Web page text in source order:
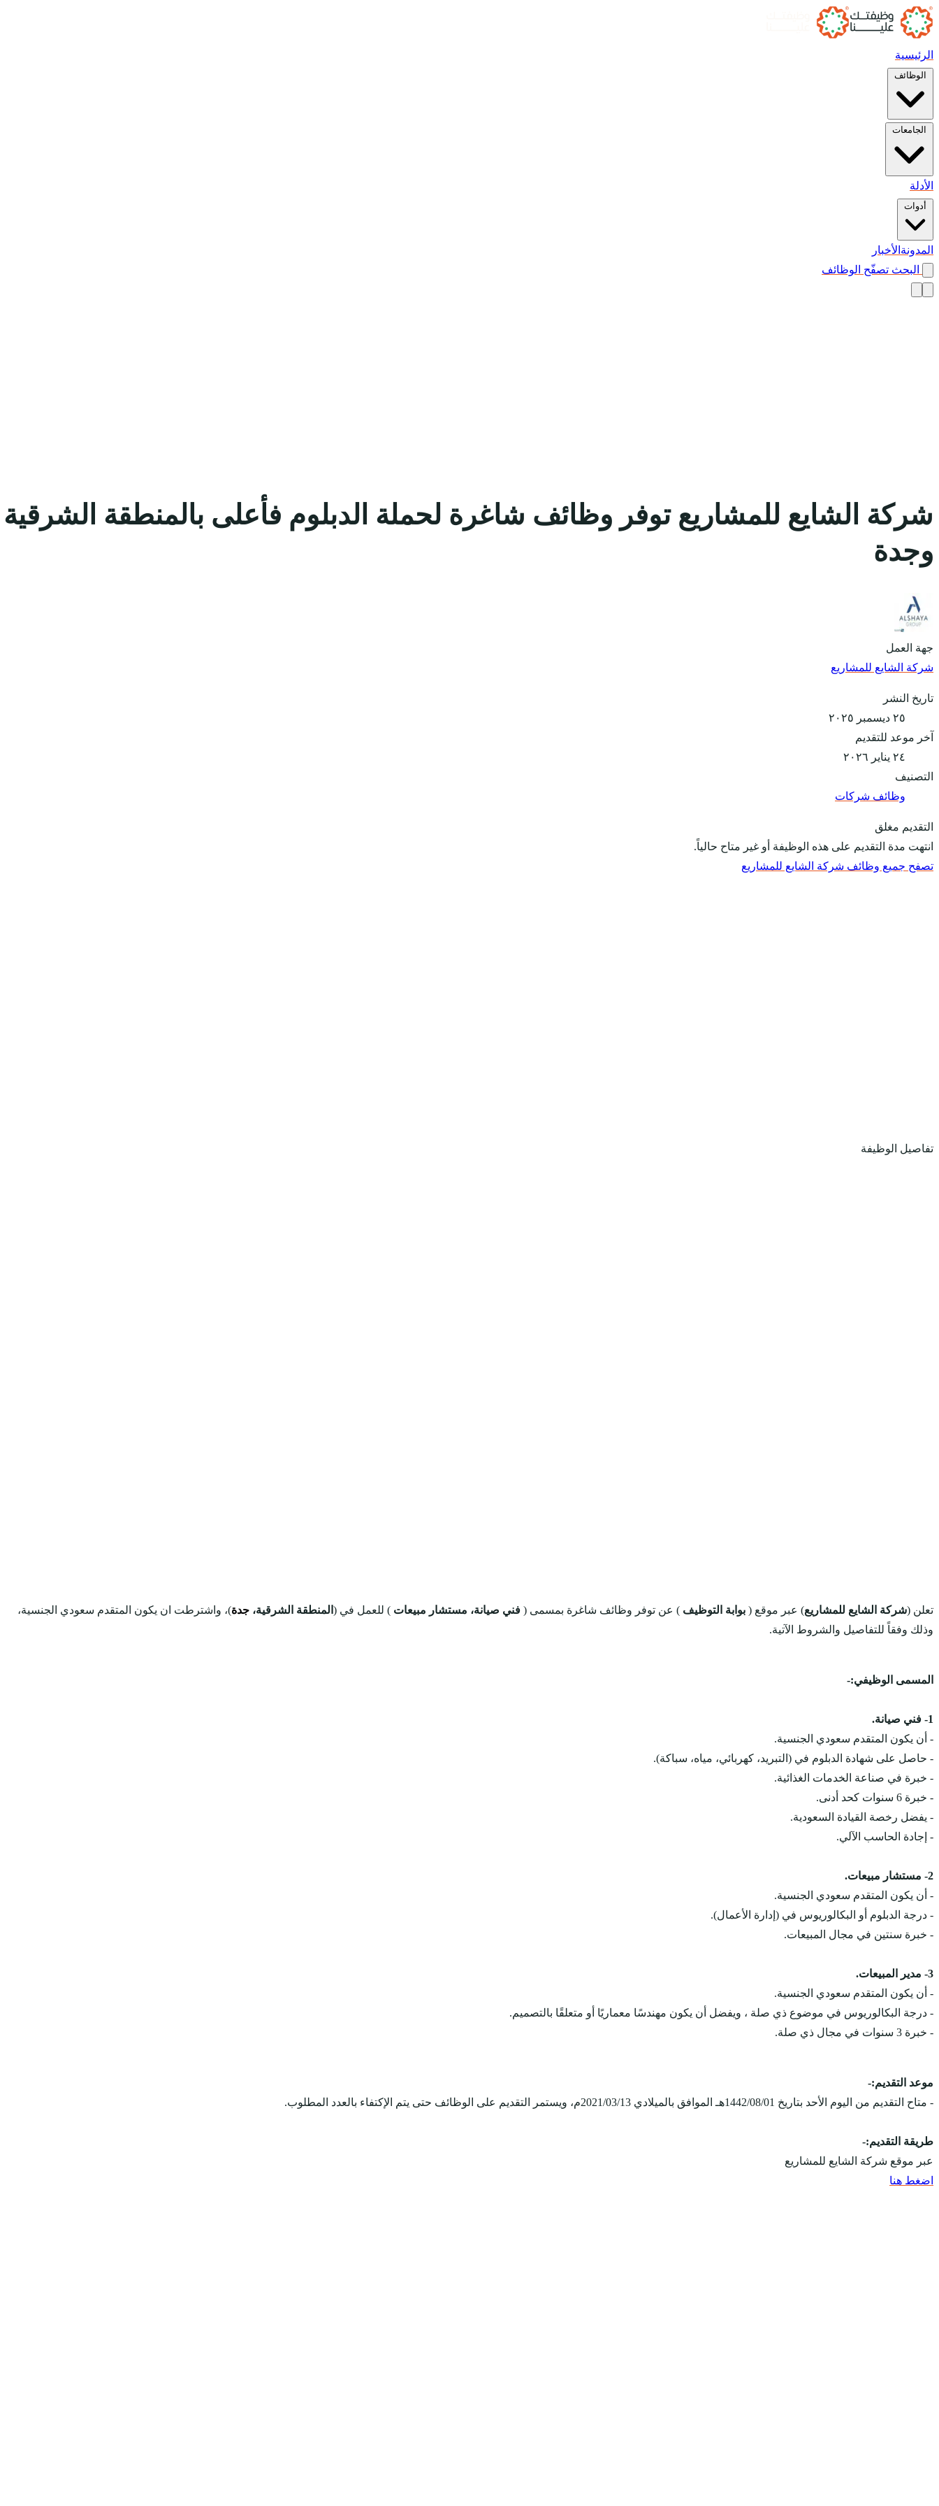
الرئيسية
الوظائف
الجامعات
الأدلة
أدوات
المدونة الأخبار
البحث تصفّح الوظائف
شركة الشايع للمشاريع توفر وظائف شاغرة لحملة الدبلوم فأعلى بالمنطقة الشرقية
وجدة
جهة العمل
شركة الشايع للمشاريع
تاريخ النشر
٢٥ ديسمبر ٢٠٢٥
آخر موعد للتقديم
٢٤ يناير ٢٠٢٦
التصنيف
وظائف شركات
التقديم مغلق
انتهت مدة التقديم على هذه الوظيفة أو غير متاح حالياً.
تصفح جميع وظائف شركة الشايع للمشاريع
تفاصيل الوظيفة
تعلن (شركة الشايع للمشاريع) عبر موقع ( بوابة التوظيف ) عن توفر وظائف شاغرة بمسمى ( فني صيانة، مستشار مبيعات ) للعمل في ( المنطقة الشرقية، جدة)، واشترطت ان يكون المتقدم سعودي الجنسية،
وذلك وفقاً للتفاصيل والشروط الآتية.
المسمى الوظيفي:-
1- فني صيانة.
- أن يكون المتقدم سعودي الجنسية.
- حاصل على شهادة الدبلوم في (التبريد، كهربائي، مياه، سباكة).
- خبرة في صناعة الخدمات الغذائية.
- خبرة 6 سنوات كحد أدنى.
- يفضل رخصة القيادة السعودية.
- إجادة الحاسب الآلي.
2- مستشار مبيعات.
- أن يكون المتقدم سعودي الجنسية.
- درجة الدبلوم أو البكالوريوس في (إدارة الأعمال).
- خبرة سنتين في مجال المبيعات.
3- مدير المبيعات.
- أن يكون المتقدم سعودي الجنسية.
- درجة البكالوريوس في موضوع ذي صلة ، ويفضل أن يكون مهندسًا معماريًا أو متعلقًا بالتصميم.
- خبرة 3 سنوات في مجال ذي صلة.
موعد التقديم:-
- متاح التقديم من اليوم الأحد بتاريخ 1442/08/01هـ الموافق بالميلادي 2021/03/13م، ويستمر التقديم على الوظائف حتى يتم الإكتفاء بالعدد المطلوب.
طريقة التقديم:-
عبر موقع شركة الشايع للمشاريع
اضغط هنا